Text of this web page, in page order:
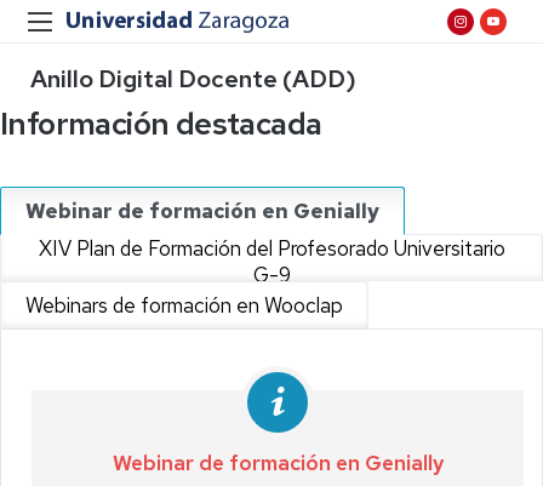
Anillo Digital Docente (ADD)
Información destacada
Webinar de formación en Genially
XIV Plan de Formación del Profesorado Universitario
G-9
Webinars de formación en Wooclap
Webinar de formación en Genially